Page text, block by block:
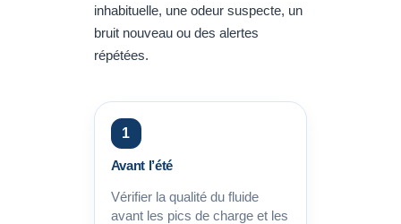
inhabituelle, une odeur suspecte, un
bruit nouveau ou des alertes
répétées.
1
Avant l’été
Vérifier la qualité du fluide
avant les pics de charge et les